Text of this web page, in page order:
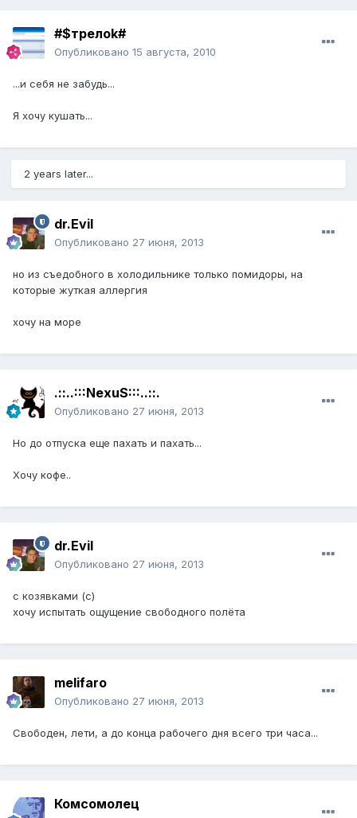
#$трелоk#
Опубликовано 15 августа, 2010
...и себя не забудь...
Я хочу кушать...
2 years later...
dr.Evil
Опубликовано 27 июня, 2013
но из съедобного в холодильнике только помидоры, на
которые жуткая аллергия
хочу на море
.::..:::NexuS:::..::.
Опубликовано 27 июня, 2013
Но до отпуска еще пахать и пахать...
Хочу кофе..
dr.Evil
Опубликовано 27 июня, 2013
с козявками (с)
хочу испытать ощущение свободного полёта
melifaro
Опубликовано 27 июня, 2013
Свободен, лети, а до конца рабочего дня всего три часа...
Комсомолец